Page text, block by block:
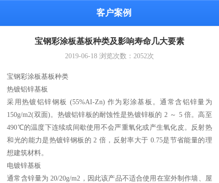
客户案例
宝钢彩涂板基板种类及影响寿命几大要素
2019-06-18 浏览次数： 2052次
宝钢彩涂板基板种类
热镀铝锌基板
采用热镀铝锌钢板 (55%AI-Zn) 作为彩涂基板。通常含铝锌量为
150g/m2(双面)。热镀铝锌板的耐蚀性是热镀锌板的 2 ～ 5 倍。高至
490℃的温度下连续或间歇使用不会严重氧化或产生氧化皮。反射热
和光的能力是热镀锌钢板的 2 倍，反射率大于 0.75是节省能量的理
想建筑材料。
电镀锌基板
通常含锌量为 20/20g/m2，因此该产品不适合使用在室外制作墙、屋